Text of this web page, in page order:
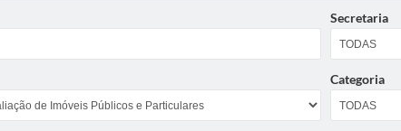
Secretaria
Categoria